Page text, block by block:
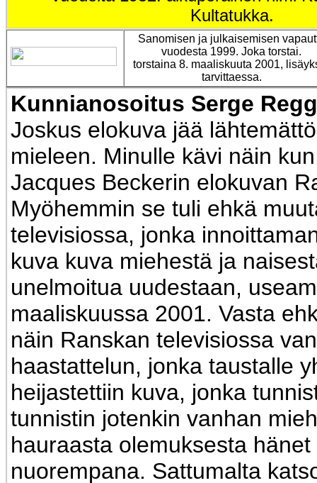
Kultatukka.
Sanomisen ja julkaisemisen
vuodesta 1999. Joka torstai.
torstaina 8. maaliskuuta 2001,
tarvittaessa.
Kunnianosoitus Serge
Joskus elokuva jää
mieleen. Minulle kävi näin
Jacques Beckerin elokuvan
Myöhemmin se tuli ehkä
televisiossa, jonka
kuva kuva miehestä ja
unelmoitua uudestaan,
maaliskuussa 2001. Vasta
näin Ranskan televisiossa
haastattelun, jonka taustalle
heijastettiin kuva, jonka
tunnistin jotenkin vanhan
hauraasta olemuksesta
nuorempana. Sattumalta